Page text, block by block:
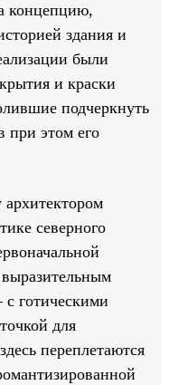
концепцию,
здания и
были
и краски
подчеркнуть
при этом его
архитектором
северного
готическими
для
переплетаются